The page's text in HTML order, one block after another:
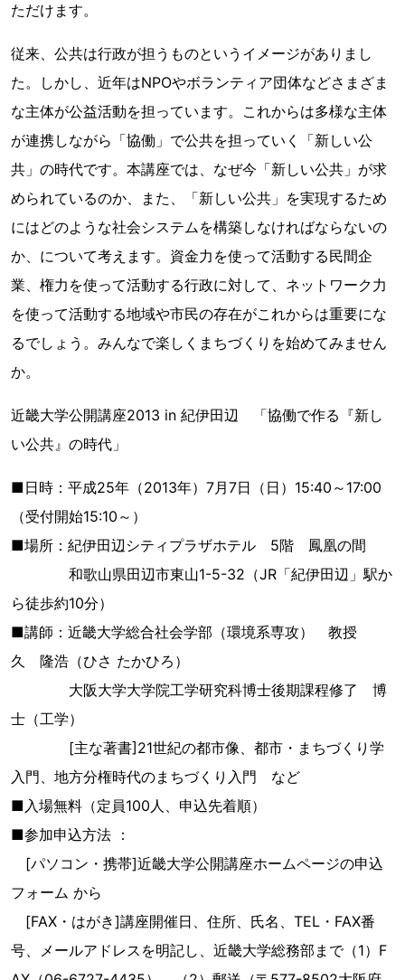
ただけます。
従来、公共は行政が担うものというイメージがありまし
た。しかし、近年はNPOやボランティア団体などさまざま
な主体が公益活動を担っています。これからは多様な主体
が連携しながら「協働」で公共を担っていく「新しい公
共」の時代です。本講座では、なぜ今「新しい公共」が求
められているのか、また、「新しい公共」を実現するため
にはどのような社会システムを構築しなければならないの
か、について考えます。資金力を使って活動する民間企
業、権力を使って活動する行政に対して、ネットワーク力
を使って活動する地域や市民の存在がこれからは重要にな
るでしょう。みんなで楽しくまちづくりを始めてみません
か。
近畿大学公開講座2013 in 紀伊田辺 「協働で作る『新し
い公共』の時代」
■日時：平成25年（2013年）7月7日（日）15:40～17:00
（受付開始15:10～）
■場所：紀伊田辺シティプラザホテル 5階 鳳凰の間
和歌山県田辺市東山1-5-32（JR「紀伊田辺」駅か
ら徒歩約10分）
■講師：近畿大学総合社会学部（環境系専攻） 教授
久 隆浩（ひさ たかひろ）
大阪大学大学院工学研究科博士後期課程修了 博
士（工学）
[主な著書]21世紀の都市像、都市・まちづくり学
入門、地方分権時代のまちづくり入門 など
■入場無料（定員100人、申込先着順）
■参加申込方法 ：
[パソコン・携帯]近畿大学公開講座ホームページの申込
フォーム から
[FAX・はがき]講座開催日、住所、氏名、TEL・FAX番
号、メールアドレスを明記し、近畿大学総務部まで（1）F